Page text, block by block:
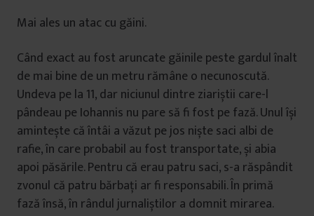
Mai ales un atac cu găini.
Când exact au fost aruncate găinile peste gardul înalt
de mai bine de un metru rămâne o necunoscută.
Undeva pe la 11, dar niciunul dintre ziariștii care-l
pândeau pe Iohannis nu pare să fi fost pe fază. Unul își
amintește că întâi a văzut pe jos niște saci albi de
rafie, în care probabil au fost transportate, și abia
apoi păsările. Pentru că erau patru saci, s-a răspândit
zvonul că patru bărbați ar fi responsabili. În primă
fază însă, în rândul jurnaliștilor a domnit mirarea.